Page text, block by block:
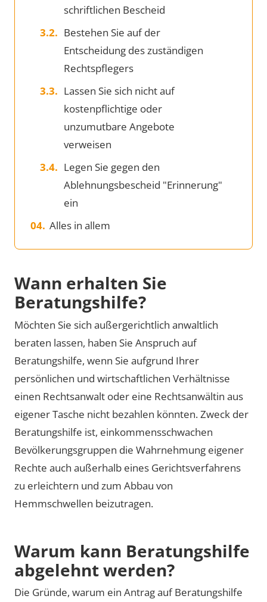
schriftlichen Bescheid
Bestehen Sie auf der
Entscheidung des zuständigen
Rechtspflegers
Lassen Sie sich nicht auf
kostenpflichtige oder
unzumutbare Angebote
verweisen
Legen Sie gegen den
Ablehnungsbescheid "Erinnerung"
ein
Alles in allem
Wann erhalten Sie
Beratungshilfe?
Möchten Sie sich außergerichtlich anwaltlich
beraten lassen, haben Sie Anspruch auf
Beratungshilfe, wenn Sie aufgrund Ihrer
persönlichen und wirtschaftlichen Verhältnisse
einen Rechtsanwalt oder eine Rechtsanwältin aus
eigener Tasche nicht bezahlen könnten. Zweck der
Beratungshilfe ist, einkommensschwachen
Bevölkerungsgruppen die Wahrnehmung eigener
Rechte auch außerhalb eines Gerichtsverfahrens
zu erleichtern und zum Abbau von
Hemmschwellen beizutragen.
Warum kann Beratungshilfe
abgelehnt werden?
Die Gründe, warum ein Antrag auf Beratungshilfe